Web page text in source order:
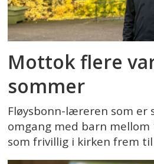
Mottok flere
sommer
Fløysbonn-læreren som er
omgang med barn mellom
som frivillig i kirken frem